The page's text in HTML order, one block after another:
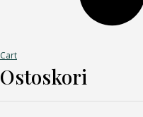
Cart
Ostoskori